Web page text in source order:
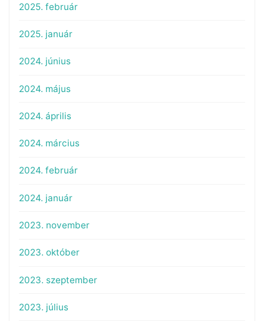
2025. február
2025. január
2024. június
2024. május
2024. április
2024. március
2024. február
2024. január
2023. november
2023. október
2023. szeptember
2023. július